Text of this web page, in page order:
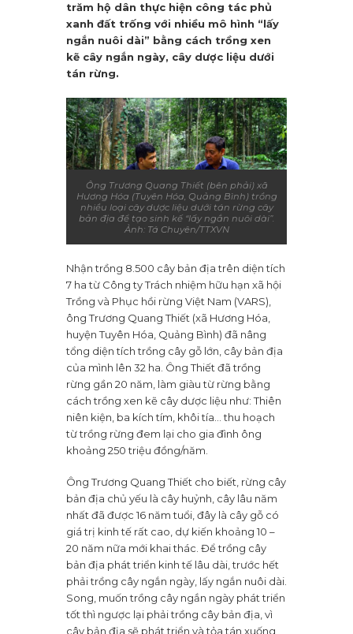
trăm hộ dân thực hiện công tác phủ
xanh đất trống với nhiều mô hình “lấy
ngắn nuôi dài” bằng cách trồng xen
kẽ cây ngắn ngày, cây dược liệu dưới
tán rừng.
Ông Trương Quang Thiết (bên phải) xã
Hương Hóa (Tuyên Hóa, Quảng Bình) trồng
nhiều loại cây dược liệu dưới tán rừng cây
bản địa để tạo sinh kế “lấy ngắn nuôi dài”.
Ảnh: Tá Chuyên/TTXVN
Nhận trồng 8.500 cây bản địa trên diện tích
7 ha từ Công ty Trách nhiệm hữu hạn xã hội
Trồng và Phục hồi rừng Việt Nam (VARS),
ông Trương Quang Thiết (xã Hương Hóa,
huyện Tuyên Hóa, Quảng Bình) đã nâng
tổng diện tích trồng cây gỗ lớn, cây bản địa
của mình lên 32 ha. Ông Thiết đã trồng
rừng gần 20 năm, làm giàu từ rừng bằng
cách trồng xen kẽ cây dược liệu như: Thiên
niên kiện, ba kích tím, khôi tía… thu hoạch
từ trồng rừng đem lại cho gia đình ông
khoảng 250 triệu đồng/năm.
Ông Trương Quang Thiết cho biết, rừng cây
bản địa chủ yếu là cây huỷnh, cây lâu năm
nhất đã được 16 năm tuổi, đây là cây gỗ có
giá trị kinh tế rất cao, dự kiến khoảng 10 –
20 năm nữa mới khai thác. Để trồng cây
bản địa phát triển kinh tế lâu dài, trước hết
phải trồng cây ngắn ngày, lấy ngắn nuôi dài.
Song, muốn trồng cây ngắn ngày phát triển
tốt thì ngược lại phải trồng cây bản địa, vì
cây bản địa sẽ phát triển và tỏa tán xuống